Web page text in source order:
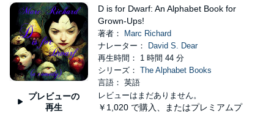
プレビューの
再生
D is for Dwarf: An Alphabet Book for
Grown-Ups!
著者：
Marc Richard
ナレーター：
David S. Dear
再生時間： 1 時間 44 分
シリーズ： The Alphabet Books
言語： 英語
レビューはまだありません。
￥1,020 で購入、またはプレミアムプ